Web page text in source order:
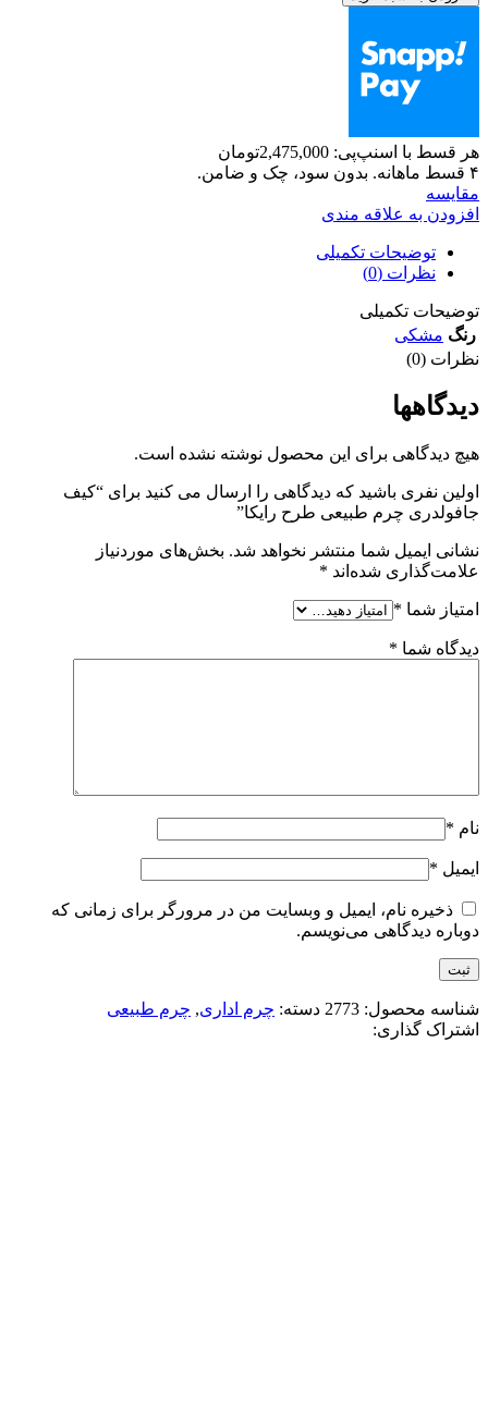
هر قسط با اسنپ‌پی: 2,475,000تومان
۴ قسط ماهانه. بدون سود، چک و ضامن.
مقايسه
افزودن به علاقه مندی
توضیحات تکمیلی
نظرات (0)
توضیحات تکمیلی
رنگ مشکی
نظرات (0)
دیدگاهها
هیچ دیدگاهی برای این محصول نوشته نشده است.
اولین نفری باشید که دیدگاهی را ارسال می کنید برای “کيف
جافولدری چرم طبيعی طرح رايکا”
نشانی ایمیل شما منتشر نخواهد شد. بخش‌های موردنیاز
علامت‌گذاری شده‌اند *
امتیاز شما *
دیدگاه شما *
نام *
ایمیل *
ذخیره نام، ایمیل و وبسایت من در مرورگر برای زمانی که
دوباره دیدگاهی می‌نویسم.
شناسه محصول: 2773 دسته: چرم اداری, چرم طبیعی
اشتراک گذاری: